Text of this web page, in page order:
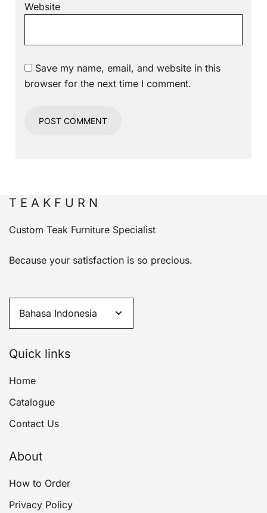
Website
Save my name, email, and website in this
browser for the next time I comment.
T E A K F U R N
Custom Teak Furniture Specialist
Because your satisfaction is so precious.
Quick links
Home
Catalogue
Contact Us
About
How to Order
Privacy Policy